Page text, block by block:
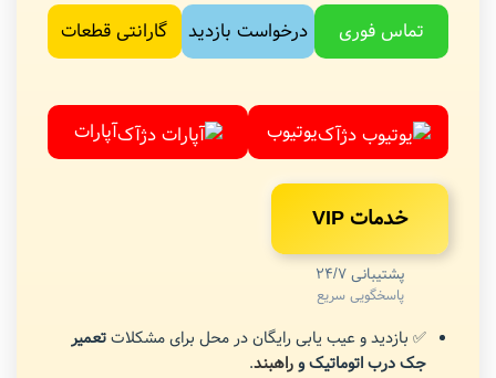
تماس فوری درخواست بازدید گارانتی قطعات
یوتیوب آپارات
خدمات VIP
پشتیبانی 24/7
پاسخگویی سریع
✅ بازدید و عیب یابی رایگان در محل برای مشکلاتتعمیر
جک درب اتوماتیک وراهبند.